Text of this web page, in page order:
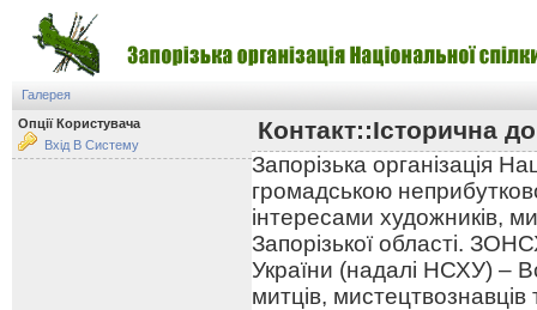
Галерея
Опції Користувача
Вхід В Систему
Контакт::Історична
Запорізька організація
громадською
інтересами художників,
Запорізької області.
України (надалі НСХУ) –
митців,